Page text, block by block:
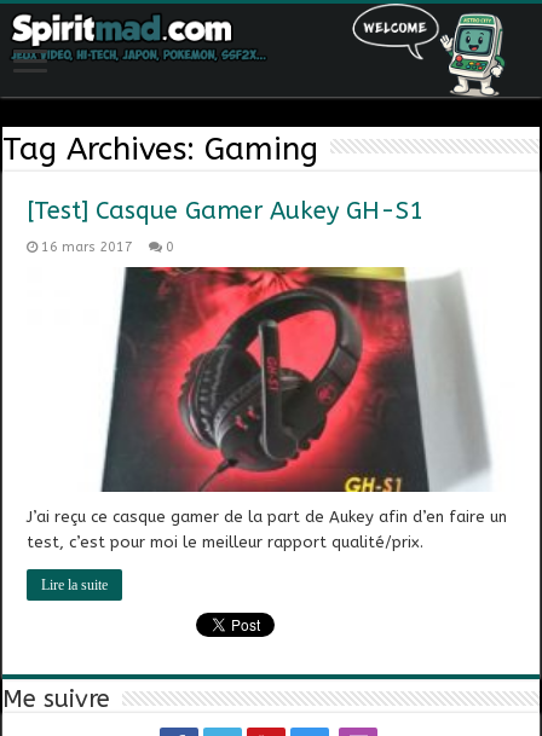
Tag Archives: Gaming
[Test] Casque Gamer Aukey GH-S1
16 mars 2017 0
J’ai reçu ce casque gamer de la part de Aukey afin d’en faire un
test, c’est pour moi le meilleur rapport qualité/prix.
Lire la suite
Me suivre